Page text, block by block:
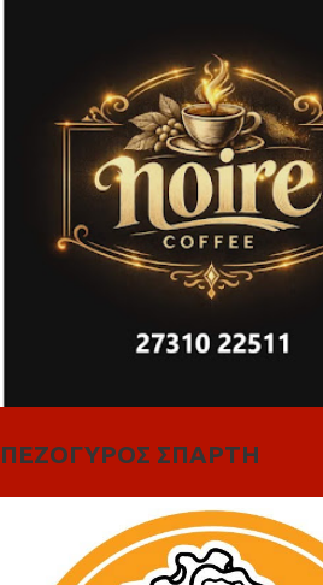
ΠΕΖΟΓΥΡΟΣ ΣΠΑΡΤΗ